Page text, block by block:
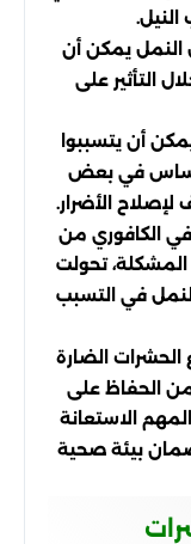
النمل يمكن أن
التأثير على
أن يتسببوا
في بعض
لإصلاح الأضرار.
الكافوري من
تحولت
في التسبب
الحشرات الضارة
الحفاظ على
الاستعانة
بيئة صحية